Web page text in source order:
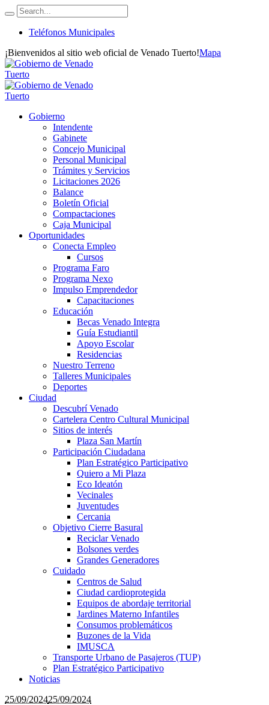
Teléfonos Municipales
¡Bienvenidos al sitio web oficial de Venado Tuerto!Mapa
Gobierno
Intendente
Gabinete
Concejo Municipal
Personal Municipal
Trámites y Servicios
Licitaciones 2026
Balance
Boletín Oficial
Compactaciones
Caja Municipal
Oportunidades
Conecta Empleo
Cursos
Programa Faro
Programa Nexo
Impulso Emprendedor
Capacitaciones
Educación
Becas Venado Integra
Guía Estudiantil
Apoyo Escolar
Residencias
Nuestro Terreno
Talleres Municipales
Deportes
Ciudad
Descubrí Venado
Cartelera Centro Cultural Municipal
Sitios de interés
Plaza San Martín
Participación Ciudadana
Plan Estratégico Participativo
Quiero a Mi Plaza
Eco Ideatón
Vecinales
Juventudes
Cercania
Objetivo Cierre Basural
Reciclar Venado
Bolsones verdes
Grandes Generadores
Cuidado
Centros de Salud
Ciudad cardioprotegida
Equipos de abordaje territorial
Jardines Materno Infantiles
Consumos problemáticos
Buzones de la Vida
IMUSCA
Transporte Urbano de Pasajeros (TUP)
Plan Estratégico Participativo
Noticias
25/09/202425/09/2024